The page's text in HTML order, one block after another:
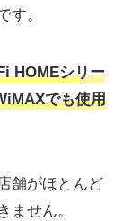
す。
HOMEシリー
でも使用
舗がほとんど
ません。